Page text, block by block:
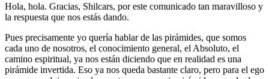
Hola, hola. Gracias, Shilcars, por este comunicado tan maravilloso y
la respuesta que nos estás dando.
Pues precisamente yo quería hablar de las pirámides, que somos
cada uno de nosotros, el conocimiento general, el Absoluto, el
camino espiritual, ya nos están diciendo que en realidad es una
pirámide invertida. Eso ya nos queda bastante claro, pero para el ego